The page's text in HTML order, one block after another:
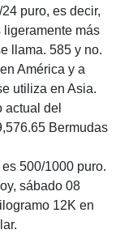
puro, es decir,
más
llama. 585 y no.
América y a
utiliza en Asia.
actual del
Bermudas
500/1000 puro.
sábado 08
12K en